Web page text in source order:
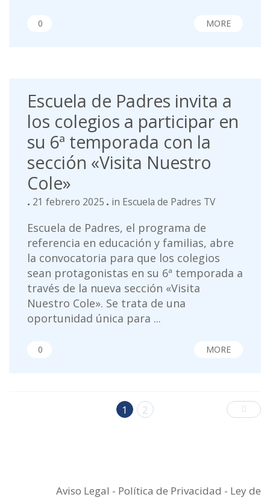
0 MORE
Escuela de Padres invita a
los colegios a participar en
su 6ª temporada con la
sección «Visita Nuestro
Cole»
21 febrero 2025 in Escuela de Padres TV
Escuela de Padres, el programa de
referencia en educación y familias, abre
la convocatoria para que los colegios
sean protagonistas en su 6ª temporada a
través de la nueva sección «Visita
Nuestro Cole». Se trata de una
oportunidad única para ...
0 MORE
1 2
Aviso Legal - Política de Privacidad - Ley de